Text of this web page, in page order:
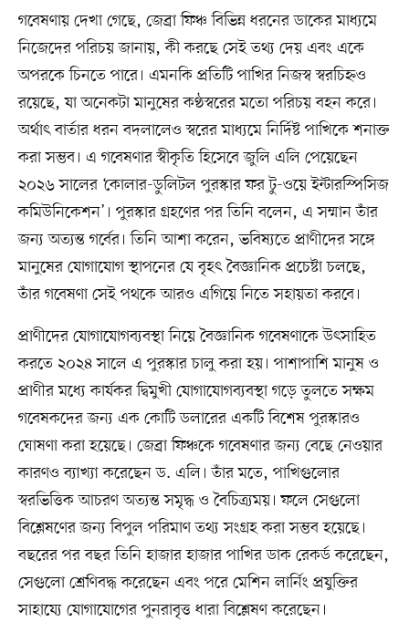
গবেষণায় দেখা গেছে, জেব্রা ফিঞ্চ বিভিন্ন ধরনের ডাকের মাধ্যমে
নিজেদের পরিচয় জানায়, কী করছে সেই তথ্য দেয় এবং একে
অপরকে চিনতে পারে। এমনকি প্রতিটি পাখির নিজস্ব স্বরচিহ্নও
রয়েছে, যা অনেকটা মানুষের কণ্ঠস্বরের মতো পরিচয় বহন করে।
অর্থাৎ বার্তার ধরন বদলালেও স্বরের মাধ্যমে নির্দিষ্ট পাখিকে শনাক্ত
করা সম্ভব। এ গবেষণার স্বীকৃতি হিসেবে জুলি এলি পেয়েছেন
২০২৬ সালের ‘কোলার-ডুলিটল পুরস্কার ফর টু-ওয়ে ইন্টারস্পিসিজ
কমিউনিকেশন’। পুরস্কার গ্রহণের পর তিনি বলেন, এ সম্মান তাঁর
জন্য অত্যন্ত গর্বের। তিনি আশা করেন, ভবিষ্যতে প্রাণীদের সঙ্গে
মানুষের যোগাযোগ স্থাপনের যে বৃহৎ বৈজ্ঞানিক প্রচেষ্টা চলছে,
তাঁর গবেষণা সেই পথকে আরও এগিয়ে নিতে সহায়তা করবে।
প্রাণীদের যোগাযোগব্যবস্থা নিয়ে বৈজ্ঞানিক গবেষণাকে উৎসাহিত
করতে ২০২৪ সালে এ পুরস্কার চালু করা হয়। পাশাপাশি মানুষ ও
প্রাণীর মধ্যে কার্যকর দ্বিমুখী যোগাযোগব্যবস্থা গড়ে তুলতে সক্ষম
গবেষকদের জন্য এক কোটি ডলারের একটি বিশেষ পুরস্কারও
ঘোষণা করা হয়েছে। জেব্রা ফিঞ্চকে গবেষণার জন্য বেছে নেওয়ার
কারণও ব্যাখ্যা করেছেন ড. এলি। তাঁর মতে, পাখিগুলোর
স্বরভিত্তিক আচরণ অত্যন্ত সমৃদ্ধ ও বৈচিত্র্যময়। ফলে সেগুলো
বিশ্লেষণের জন্য বিপুল পরিমাণ তথ্য সংগ্রহ করা সম্ভব হয়েছে।
বছরের পর বছর তিনি হাজার হাজার পাখির ডাক রেকর্ড করেছেন,
সেগুলো শ্রেণিবদ্ধ করেছেন এবং পরে মেশিন লার্নিং প্রযুক্তির
সাহায্যে যোগাযোগের পুনরাবৃত্ত ধারা বিশ্লেষণ করেছেন।